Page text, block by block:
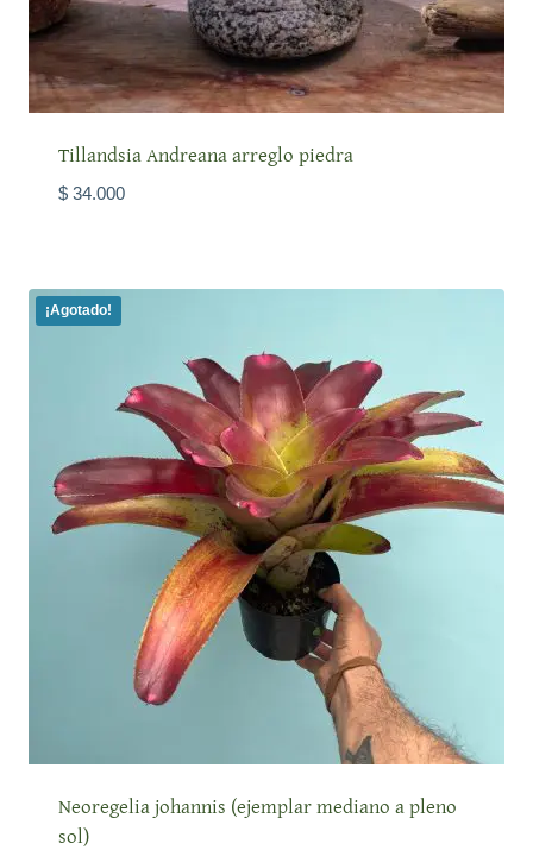
Tillandsia Andreana arreglo piedra
$34.000
¡Agotado!
Neoregelia johannis (ejemplar mediano a pleno
sol)